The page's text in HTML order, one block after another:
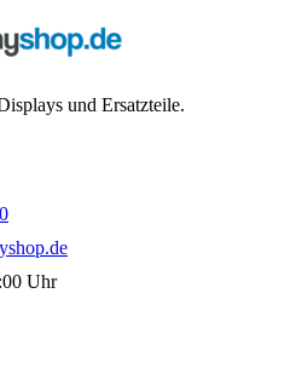
und Ersatzteile.
Uhr